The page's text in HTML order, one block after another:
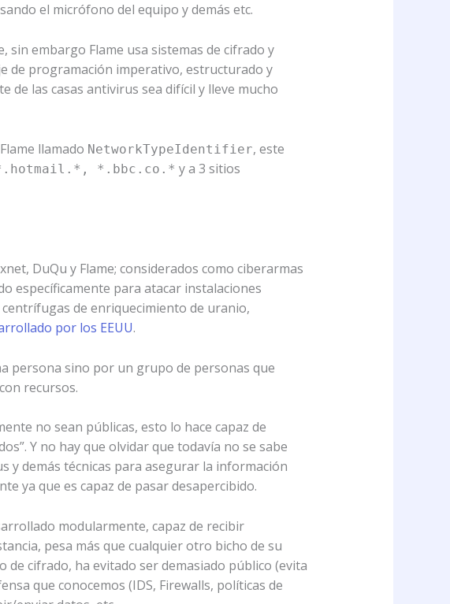
el micrófono del equipo y demás etc.
embargo Flame usa sistemas de cifrado y
de programación imperativo, estructurado y
de las casas antivirus sea difícil y lleve mucho
llamado NetworkTypeIdentifier, este
*.bbc.co.* y a 3 sitios
DuQu y Flame; considerados como ciberarmas
específicamente para atacar instalaciones
de enriquecimiento de uranio,
por los EEUU.
persona sino por un grupo de personas que
recursos.
no sean públicas, esto lo hace capaz de
Y no hay que olvidar que todavía no se sabe
y demás técnicas para asegurar la información
ya que es capaz de pasar desapercibido.
modularmente, capaz de recibir
pesa más que cualquier otro bicho de su
cifrado, ha evitado ser demasiado público (evita
que conocemos (IDS, Firewalls, políticas de